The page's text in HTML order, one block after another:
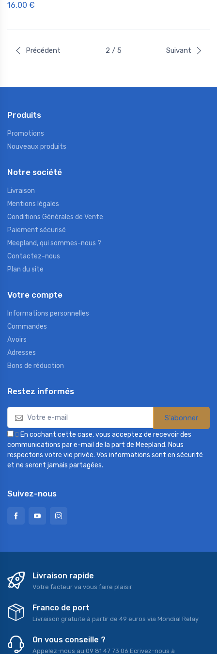
16,00 €
Précédent 2 / 5 Suivant
Produits
Promotions
Nouveaux produits
Notre société
Livraison
Mentions légales
Conditions Générales de Vente
Paiement sécurisé
Meepland, qui sommes-nous ?
Contactez-nous
Plan du site
Votre compte
Informations personnelles
Commandes
Avoirs
Adresses
Bons de réduction
Restez informés
S'abonner
 En cochant cette case, vous acceptez de recevoir des
communications par e-mail de la part de Meepland. Nous
respectons votre vie privée. Vos informations sont en sécurité
et ne seront jamais partagées.
Suivez-nous
Livraison rapide
Votre facteur va vous faire plaisir
Franco de port
Livraison gratuite à partir de 49 euros via Mondial Relay
On vous conseille ?
Appelez-nous au 09 81 47 73 06 Ecrivez-nous à